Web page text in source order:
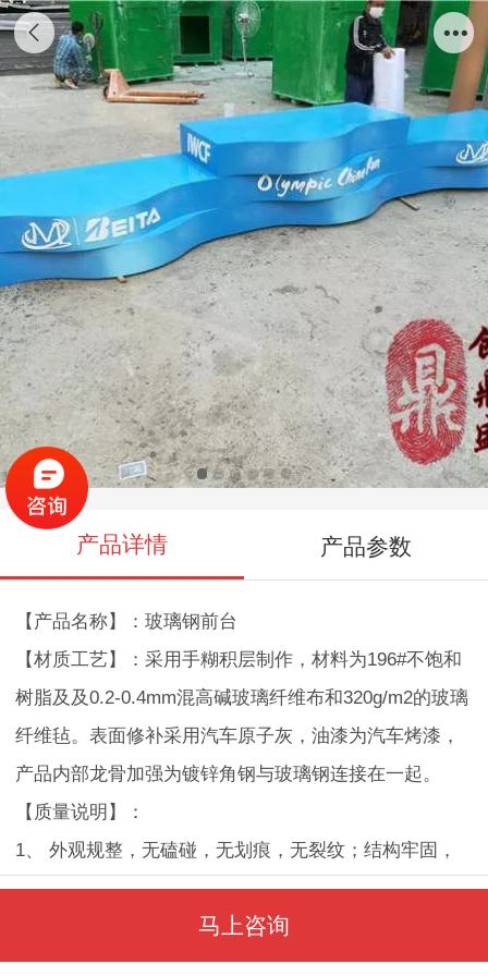
玻璃钢领奖台造形
产品详情 产品参数
【产品名称】：玻璃钢前台
【材质工艺】：采用手糊积层制作，材料为196#不饱和
树脂及及0.2-0.4mm混高碱玻璃纤维布和320g/m2的玻璃
纤维毡。表面修补采用汽车原子灰，油漆为汽车烤漆，
产品内部龙骨加强为镀锌角钢与玻璃钢连接在一起。
【质量说明】：
1、 外观规整，无磕碰，无划痕，无裂纹；结构牢固，
整体简约美观。
2、 尺寸准确，尺寸误差2-3mm；
3、 色泽均匀，无气泡砂眼，高分子亮光饰面。
马上咨询